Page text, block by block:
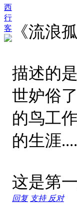
西
行
客
《流浪
描述的
世妒俗
的鸟工
的生涯
这是第
回复 支持 反对